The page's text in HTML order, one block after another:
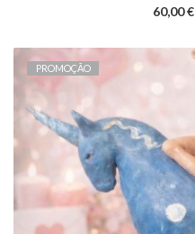
60,00 €
PROMOÇÃO